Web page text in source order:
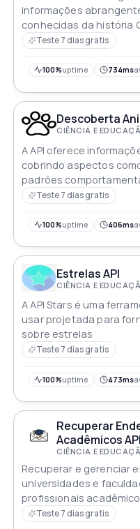
informações
conhecidas da história
recuperar detalhes
algumas das pessoas
das figuras históricas e
este recurso de dados
Teste 7 dias gratis
100%uptime 734ms
Descoberta
CIÊNCIA E
A API oferece
cobrindo aspectos
padrões
ameaças à
Teste 7 dias gratis
100%uptime 406ms
Estrelas API
CIÊNCIA E
A API Stars é uma
usar projetada para
sobre estrelas
Teste 7 dias gratis
100%uptime 473ms
Recuperar
Acadêmicos API
CIÊNCIA E
Recuperar e gerenciar
universidades e
profissionais
Teste 7 dias gratis